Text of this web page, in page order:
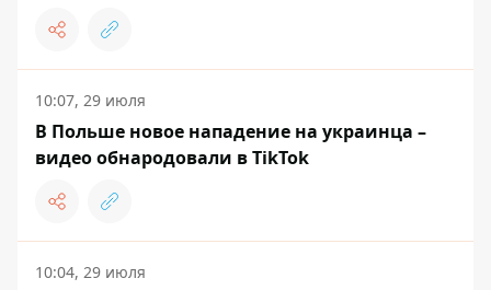
10:07, 29 июля
В Польше новое нападение на украинца –
видео обнародовали в TikTok
10:04, 29 июля